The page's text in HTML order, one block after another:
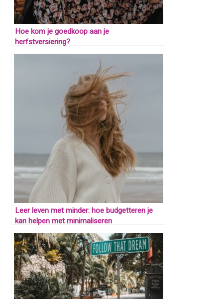
Hoe kom je goedkoop aan je
herfstversiering?
Leer leven met minder: hoe budgetteren je
kan helpen met minimaliseren